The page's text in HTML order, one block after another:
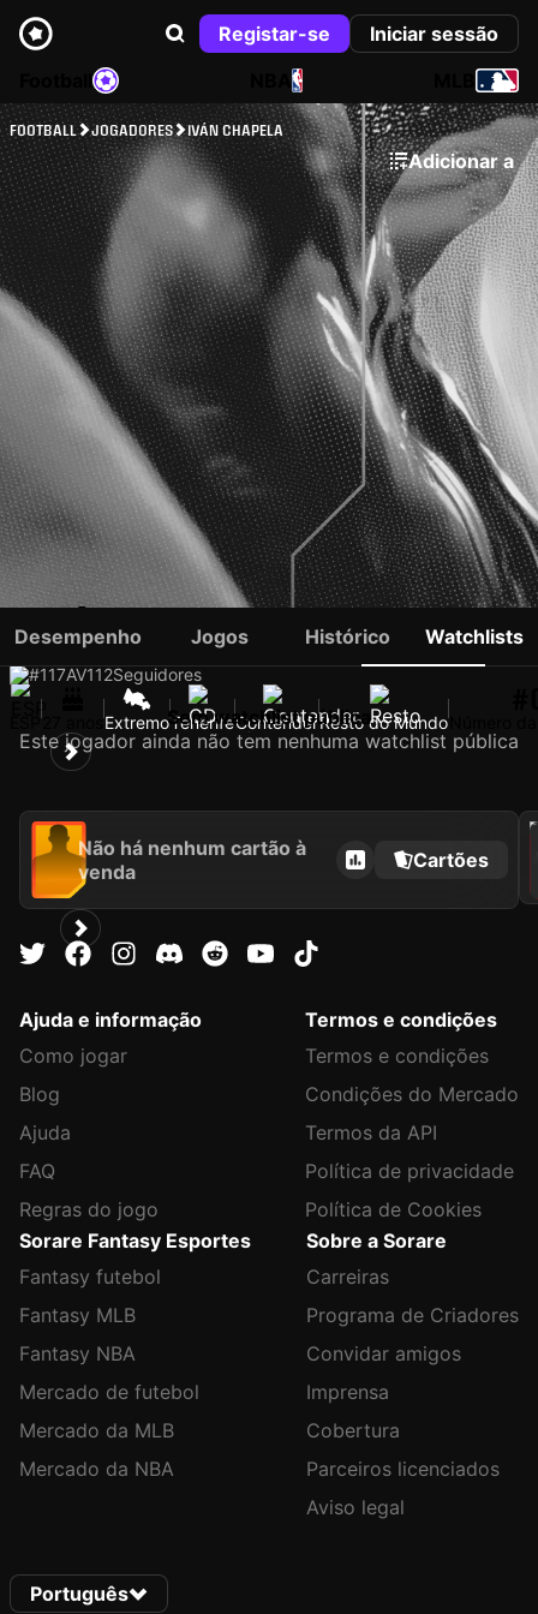
Registar-se
Iniciar sessão
NBA
FOOTBALL JOGADORES IVÁN CHAPELA
Adicionar a
IVÁN CHAPELA
#117AV112Seguidores
ExtremoTenerifeContenderResto do Mundo
Desempenho Jogos Histórico Watchlists
Sem watchlist pública
Este jogador ainda não tem nenhuma watchlist pública
Não há nenhum cartão à
venda
Cartões
2021
Ajuda e informação
Como jogar
Blog
Ajuda
FAQ
Regras do jogo
Termos e condições
Termos e condições
Condições do Mercado
Termos da API
Política de privacidade
Política de Cookies
Sorare Fantasy Esportes
Fantasy futebol
Fantasy MLB
Fantasy NBA
Mercado de futebol
Mercado da MLB
Mercado da NBA
Sobre a Sorare
Carreiras
Programa de Criadores
Convidar amigos
Imprensa
Cobertura
Parceiros licenciados
Aviso legal
Português